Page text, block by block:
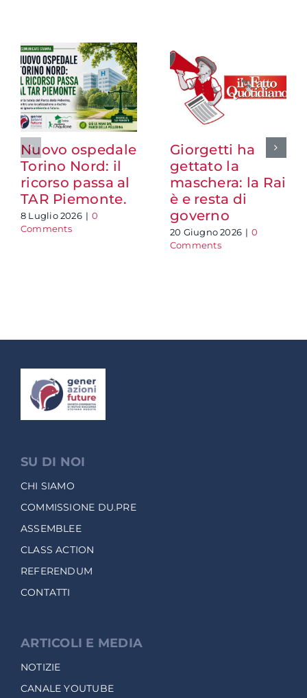
Nuovo ospedale
Torino Nord: il
ricorso passa al
TAR Piemonte.
8 Luglio 2026 | 0
Comments
Giorgetti ha
gettato la
maschera: la Rai
è e resta di
governo
20 Giugno 2026 | 0
Comments
SU DI NOI
CHI SIAMO
COMMISSIONE DU.PRE
ASSEMBLEE
CLASS ACTION
REFERENDUM
CONTATTI
ARTICOLI E MEDIA
NOTIZIE
CANALE YOUTUBE